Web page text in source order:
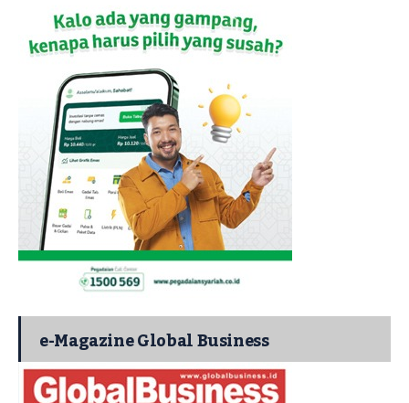
e-Magazine Global Business